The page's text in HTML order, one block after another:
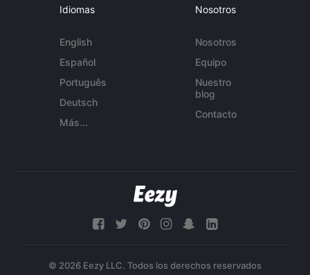
Idiomas
English
Español
Português
Deutsch
Más...
Nosotros
Nosotros
Equipo
Nuestro
blog
Contacto
© 2026 Eezy LLC. Todos los derechos reservados